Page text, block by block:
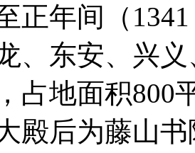
正年间（
、东安、兴
占地面积800
殿后为藤山